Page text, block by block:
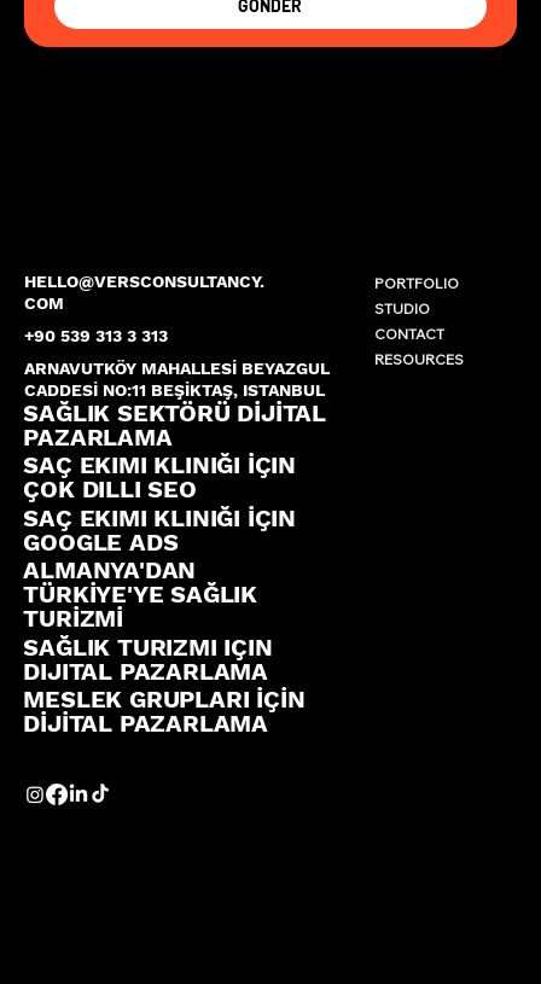
HELLO@VERSCONSULTANCY.
COM
+90 539 313 3 313
ARNAVUTKÖY MAHALLESİ BEYAZGUL
CADDESİ NO:11 BEŞİKTAŞ, ISTANBUL
SAĞLIK SEKTÖRÜ DİJİTAL
PAZARLAMA
SAÇ EKIMI KLINIĞI İÇIN
ÇOK DILLI SEO
SAÇ EKIMI KLINIĞI İÇIN
GOOGLE ADS
ALMANYA'DAN
TÜRKİYE'YE SAĞLIK
TURİZMİ
SAĞLIK TURIZMI IÇIN
DIJITAL PAZARLAMA
MESLEK GRUPLARI İÇİN
DİJİTAL PAZARLAMA
PORTFOLIO
STUDIO
CONTACT
RESOURCES
GÖNDER